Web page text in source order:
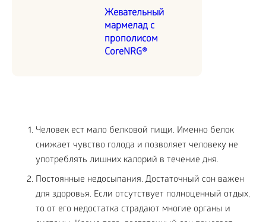
Жевательный
мармелад с
прополисом
CoreNRG®
Человек ест мало белковой пищи. Именно белок
снижает чувство голода и позволяет человеку не
употреблять лишних калорий в течение дня.
Постоянные недосыпания. Достаточный сон важен
для здоровья. Если отсутствует полноценный отдых,
то от его недостатка страдают многие органы и